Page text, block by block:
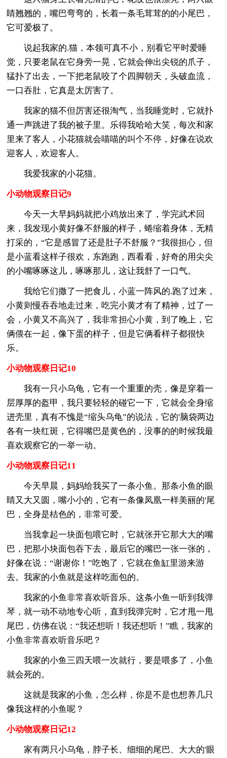
睛翘翘的，嘴巴弯弯的，长着一条毛茸茸的的小尾巴，
它可爱极了。
说起我家的.猫，本领可真不小，别看它平时爱睡
觉，只要老鼠在它身旁一晃，它就会伸出尖锐的爪子，
猛扑了出去，一下把老鼠咬了个四脚朝天，头破血流，
一口吞肚，它真是太厉害了。
我家的猫不但厉害还很淘气，当我睡觉时，它就扑
通一声跳进了我的被子里。乐得我哈哈大笑，每次和家
里来了客人，小花猫就会喵喵的叫个不停，好像在说欢
迎客人，欢迎客人。
我爱我家的小花猫。
小动物观察日记9
今天一大早妈妈就把小鸡放出来了，学完武术回
来，我发现小黄好像不舒服的样子，蜷缩着身体，无精
打采的，“它是感冒了还是肚子不舒服？”我很担心，但
是小蓝看这样子很欢，东跑跑，西看看，好奇的用尖尖
的小嘴啄啄这儿，啄啄那儿，这让我舒了一口气。
我给它们撒了一把食儿，小蓝一阵风的.跑了过来，
小黄则慢吞吞地走过来，吃完小黄才有了精神，过了一
会，小黄又不高兴了，我非常担心小黄，到了晚上，它
俩偎在一起，像下蛋的样子，但是它俩看样子都很快
乐。
小动物观察日记10
我有一只小乌龟，它有一个重重的壳，像是穿着一
层厚厚的盔甲，我只要轻轻的碰它一下，它就会全身缩
进壳里，真有不愧是“缩头乌龟”的说法，它的'脑袋两边
各有一块红斑，它得嘴巴是黄色的，没事的的时候我最
喜欢观察它的一举一动。
小动物观察日记11
今天早晨，妈妈给我买了一条小鱼。那条小鱼的眼
睛又大又圆，嘴小小的，它有一条像凤凰一样美丽的'尾
巴，全身是桔色的，非常可爱。
当我拿起一块面包喂它时，它就张开它那大大的嘴
巴，把那小块面包吞下去，最后它的嘴巴一张一张的，
好像在说：“谢谢你！”吃饱了，它就在鱼缸里游来游
去。我家的小鱼就是这样吃面包的。
我家的小鱼非常喜欢听音乐。这条小鱼一听到我弹
琴，就一动不动地专心听，直到我弹完时，它才甩一甩
尾巴，仿佛在说：“我还想听！我还想听！”瞧，我家的
小鱼非常喜欢听音乐吧？
我家的小鱼三四天喂一次就行，要是喂多了，小鱼
就会死的。
这就是我家的小鱼，怎么样，你是不是也想养几只
像我这样的小鱼呢？
小动物观察日记12
家有两只小乌龟，脖子长、细细的尾巴、大大的'眼